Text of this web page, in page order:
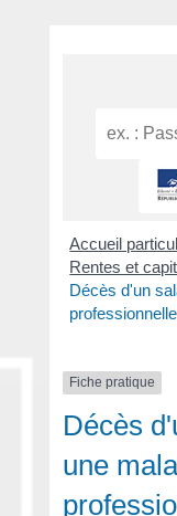
Accueil
Rentes et
Décès d'un
Fiche pratique
Décès
une